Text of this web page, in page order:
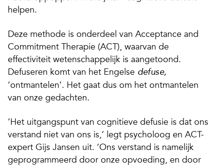
helpen.
Deze methode is onderdeel van Acceptance and
Commitment Therapie (ACT), waarvan de
effectiviteit wetenschappelijk is aangetoond.
Defuseren komt van het Engelse defuse,
‘ontmantelen’. Het gaat dus om het ontmantelen
van onze gedachten.
‘Het uitgangspunt van cognitieve defusie is dat ons
verstand niet van ons is,’ legt psycholoog en ACT-
expert Gijs Jansen uit. ‘Ons verstand is namelijk
geprogrammeerd door onze opvoeding, en door